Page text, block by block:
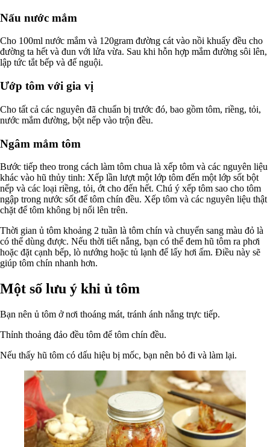
Nấu nước mắm
Cho 100ml nước mắm và 120gram đường cát vào nồi khuấy đều cho
đường ta hết và đun với lửa vừa. Sau khi hỗn hợp mắm đường sôi lên,
lập tức tắt bếp và để nguội.
Ướp tôm với gia vị
Cho tất cả các nguyên đã chuẩn bị trước đó, bao gồm tôm, riềng, tỏi,
nước mắm đường, bột nếp vào trộn đều.
Ngâm mắm tôm
Bước tiếp theo trong cách làm tôm chua là xếp tôm và các nguyên liệu
khác vào hũ thủy tinh: Xếp lần lượt một lớp tôm đến một lớp sốt bột
nếp và các loại riềng, tỏi, ớt cho đến hết. Chú ý xếp tôm sao cho tôm
ngập trong nước sốt để tôm chín đều. Xếp tôm và các nguyên liệu thật
chặt để tôm không bị nổi lên trên.
Thời gian ủ tôm khoảng 2 tuần là tôm chín và chuyển sang màu đỏ là
có thể dùng được. Nếu thời tiết nắng, bạn có thể đem hũ tôm ra phơi
hoặc đặt cạnh bếp, lò nướng hoặc tủ lạnh để lấy hơi ấm. Điều này sẽ
giúp tôm chín nhanh hơn.
Một số lưu ý khi ủ tôm
Bạn nên ủ tôm ở nơi thoáng mát, tránh ánh nắng trực tiếp.
Thỉnh thoảng đảo đều tôm để tôm chín đều.
Nếu thấy hũ tôm có dấu hiệu bị mốc, bạn nên bỏ đi và làm lại.